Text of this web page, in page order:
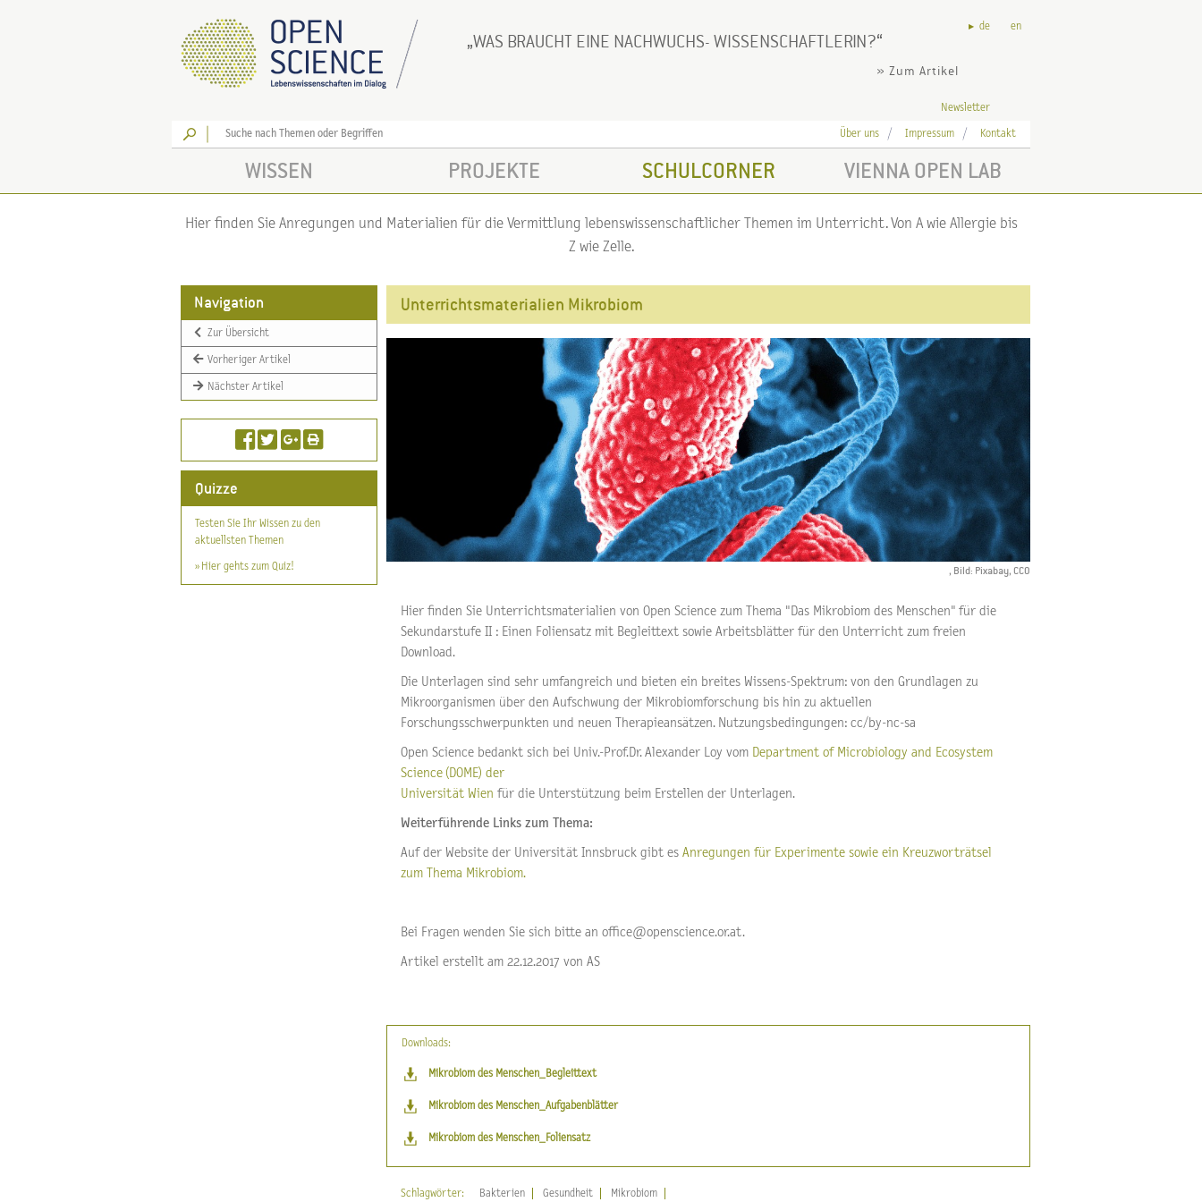
WAS BRAUCHT EINE NACHWUCHS- WISSENSCHAFTLERIN?
» Zum Artikel
de en
Newsletter
Los
Über uns Impressum Kontakt
WISSEN PROJEKTE SCHULCORNER VIENNA OPEN LAB
Hier finden Sie Anregungen und Materialien für die Vermittlung lebenswissenschaftlicher Themen im Unterricht. Von A wie Allergie bis
Z wie Zelle.
Navigation
Zur Übersicht
Vorheriger Artikel
Nächster Artikel
Quizze
Testen Sie Ihr Wissen zu den
aktuellsten Themen
» Hier gehts zum Quiz!
Unterrichtsmaterialien Mikrobiom
, Bild: Pixabay, CCO
Hier finden Sie Unterrichtsmaterialien von Open Science zum Thema "Das Mikrobiom des Menschen" für die
Sekundarstufe II : Einen Foliensatz mit Begleittext sowie Arbeitsblätter für den Unterricht zum freien
Download.
Die Unterlagen sind sehr umfangreich und bieten ein breites Wissens-Spektrum: von den Grundlagen zu
Mikroorganismen über den Aufschwung der Mikrobiomforschung bis hin zu aktuellen
Forschungsschwerpunkten und neuen Therapieansätzen. Nutzungsbedingungen: cc/by-nc-sa
Open Science bedankt sich bei Univ.-Prof.Dr. Alexander Loy vom Department of Microbiology and Ecosystem
Science (DOME) der
Universität Wien für die Unterstützung beim Erstellen der Unterlagen.
Weiterführende Links zum Thema:
Auf der Website der Universität Innsbruck gibt es Anregungen für Experimente sowie ein Kreuzworträtsel
zum Thema Mikrobiom.
Bei Fragen wenden Sie sich bitte an office@openscience.or.at.
Artikel erstellt am 22.12.2017 von AS
Downloads:
Mikrobiom des Menschen_Begleittext
Mikrobiom des Menschen_Aufgabenblätter
Mikrobiom des Menschen_Foliensatz
Schlagwörter: Bakterien Gesundheit Mikrobiom